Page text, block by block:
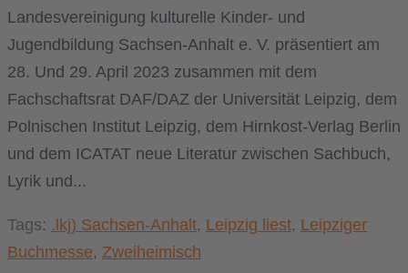
Landesvereinigung kulturelle Kinder- und
Jugendbildung Sachsen-Anhalt e. V. präsentiert am
28. Und 29. April 2023 zusammen mit dem
Fachschaftsrat DAF/DAZ der Universität Leipzig, dem
Polnischen Institut Leipzig, dem Hirnkost-Verlag Berlin
und dem ICATAT neue Literatur zwischen Sachbuch,
Lyrik und...
Tags: .lkj) Sachsen-Anhalt, Leipzig liest, Leipziger
Buchmesse, Zweiheimisch